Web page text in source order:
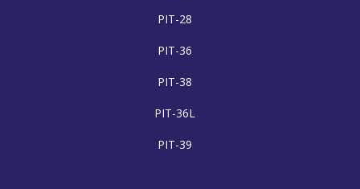
PIT-28
PIT-36
PIT-38
PIT-36L
PIT-39